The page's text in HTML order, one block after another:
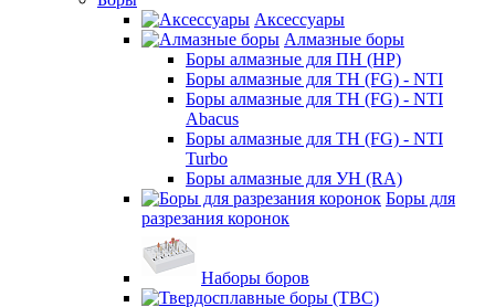
Аксессуары
Алмазные боры
Боры алмазные для ПН (HP)
Боры алмазные для ТН (FG) - NTI
Боры алмазные для ТН (FG) - NTI
Abacus
Боры алмазные для ТН (FG) - NTI
Turbo
Боры алмазные для УН (RA)
Боры для
разрезания коронок
Наборы боров